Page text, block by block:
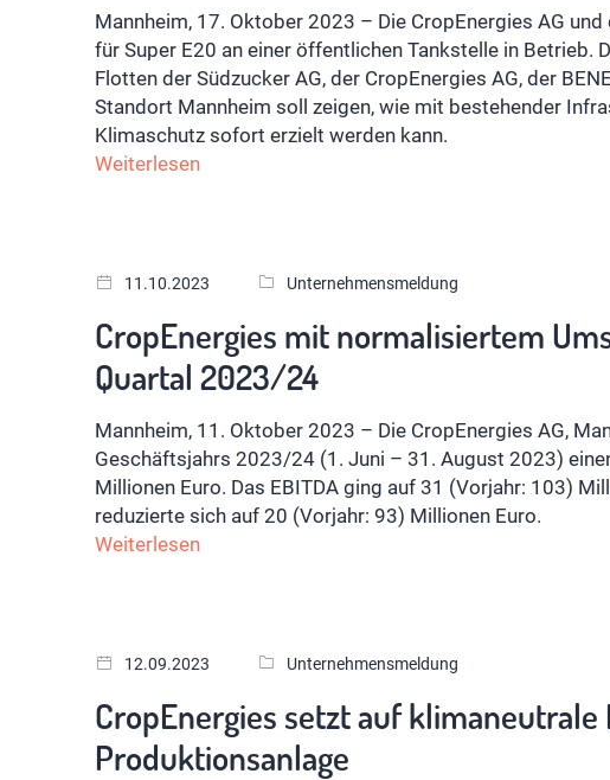
Mannheim, 17. Oktober 2023 – Die CropEnergies AG
für Super E20 an einer öffentlichen Tankstelle in
Flotten der Südzucker AG, der CropEnergies AG, der
Standort Mannheim soll zeigen, wie mit bestehender
Klimaschutz sofort erzielt werden kann.
Weiterlesen
11.10.2023 Unternehmensmeldung
CropEnergies mit normalisiertem
Quartal 2023/24
Mannheim, 11. Oktober 2023 – Die CropEnergies AG,
Geschäftsjahrs 2023/24 (1. Juni – 31. August 2023)
Millionen Euro. Das EBITDA ging auf 31 (Vorjahr: 103)
reduzierte sich auf 20 (Vorjahr: 93) Millionen Euro.
Weiterlesen
12.09.2023 Unternehmensmeldung
CropEnergies setzt auf
Produktionsanlage